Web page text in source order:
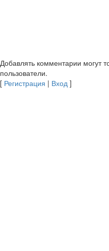
Добавлять комментарии могут
пользователи.
[ Регистрация | Вход ]